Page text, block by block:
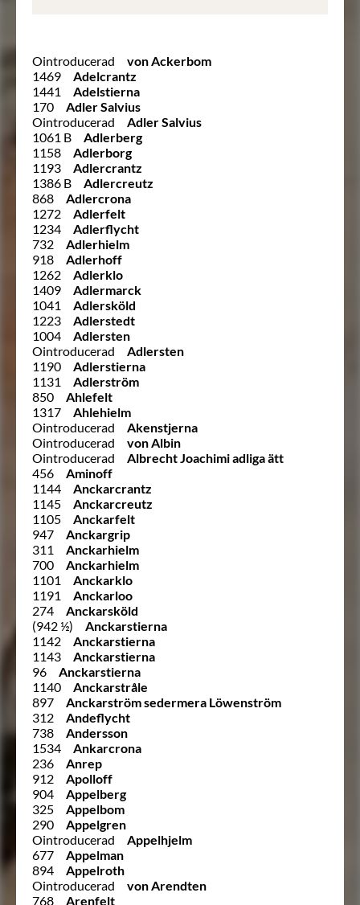
Ointroducerad
von Ackerbom
1469
Adelcrantz
1441
Adelstierna
170
Adler Salvius
Ointroducerad
Adler Salvius
1061 B
Adlerberg
1158
Adlerborg
1193
Adlercrantz
1386 B
Adlercreutz
868
Adlercrona
1272
Adlerfelt
1234
Adlerflycht
732
Adlerhielm
918
Adlerhoff
1262
Adlerklo
1409
Adlermarck
1041
Adlersköld
1223
Adlerstedt
1004
Adlersten
Ointroducerad
Adlersten
1190
Adlerstierna
1131
Adlerström
850
Ahlefelt
1317
Ahlehielm
Ointroducerad
Akenstjerna
Ointroducerad
von Albin
Ointroducerad
Albrecht Joachimi adliga ätt
456
Aminoff
1144
Anckarcrantz
1145
Anckarcreutz
1105
Anckarfelt
947
Anckargrip
311
Anckarhielm
700
Anckarhielm
1101
Anckarklo
1191
Anckarloo
274
Anckarsköld
(942 ½)
Anckarstierna
1142
Anckarstierna
1143
Anckarstierna
96
Anckarstierna
1140
Anckarstråle
897
Anckarström sedermera Löwenström
312
Andeflycht
738
Andersson
1534
Ankarcrona
236
Anrep
912
Apolloff
904
Appelberg
325
Appelbom
290
Appelgren
Ointroducerad
Appelhjelm
677
Appelman
894
Appelroth
Ointroducerad
von Arendten
768
Arenfelt